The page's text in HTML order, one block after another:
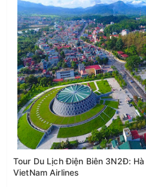
Tour Du Lịch Điện Biên 3N2Đ:
VietNam Airlines